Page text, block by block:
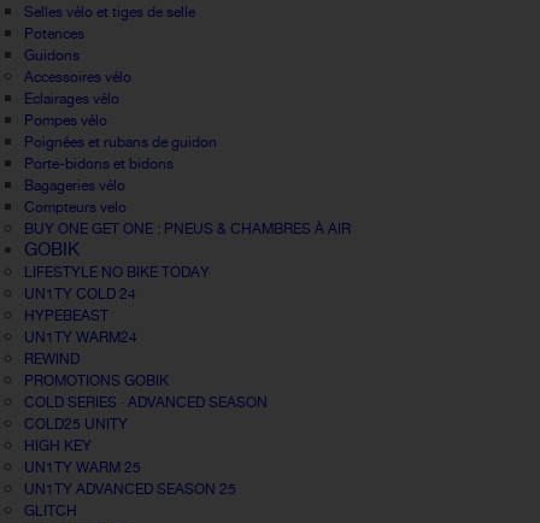
Selles vélo et tiges de selle
Potences
Guidons
Accessoires vélo
Eclairages vélo
Pompes vélo
Poignées et rubans de guidon
Porte-bidons et bidons
Bagageries vélo
Compteurs velo
BUY ONE GET ONE : PNEUS & CHAMBRES À AIR
GOBIK
LIFESTYLE NO BIKE TODAY
UN1TY COLD 24
HYPEBEAST
UN1TY WARM24
REWIND
PROMOTIONS GOBIK
COLD SERIES · ADVANCED SEASON
COLD25 UNITY
HIGH KEY
UN1TY WARM 25
UN1TY ADVANCED SEASON 25
GLITCH